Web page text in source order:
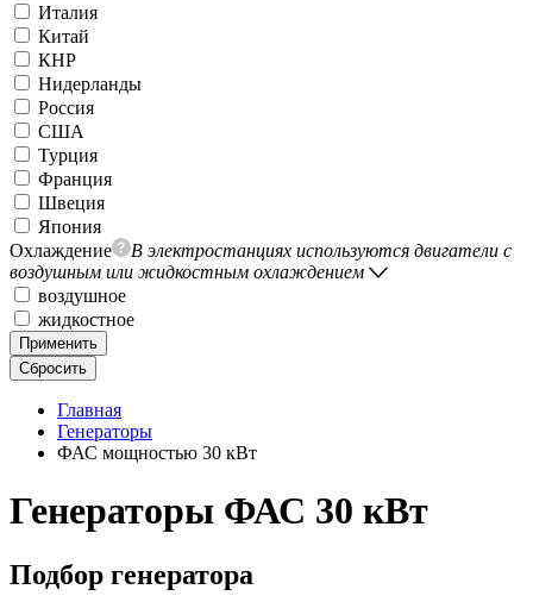
Италия
Китай
КНР
Нидерланды
Россия
США
Турция
Франция
Швеция
Япония
Охлаждение
В электростанциях используются двигатели с
воздушным или жидкостным охлаждением
воздушное
жидкостное
Применить
Сбросить
Главная
Генераторы
ФАС мощностью 30 кВт
Генераторы ФАС 30 кВт
Подбор генератора